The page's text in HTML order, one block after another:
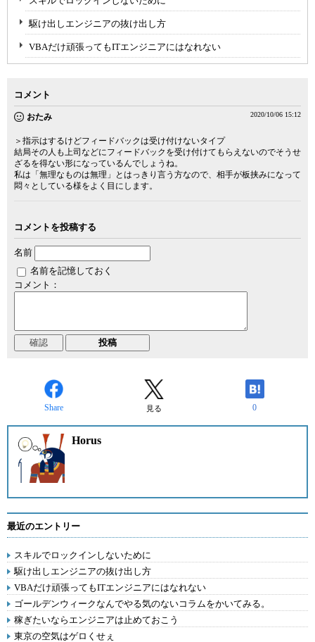
駆け出しエンジニアの抜け出し方
VBAだけ頑張ってもITエンジニアにはなれない
コメント
おたみ 2020/10/06 15:12
＞指示はするけどフィードバックは受け付けないタイプ
結局その人も上司などにフィードバックを受け付けてもらえないのでそうせ
ざるを得ない形になっているんでしょうね。
私は「無理なものは無理」とはっきり言う方なので、相手が板挟みになって
悶々としている様をよく目にします。
コメントを投稿する
名前
名前を記憶しておく
コメント：
Share 見る 0
Horus
最近のエントリー
スキルでロックインしないために
駆け出しエンジニアの抜け出し方
VBAだけ頑張ってもITエンジニアにはなれない
ゴールデンウィークなんでやる気のないコラムをかいてみる。
稼ぎたいならエンジニアは止めておこう
東京の空気はゲロくせぇ